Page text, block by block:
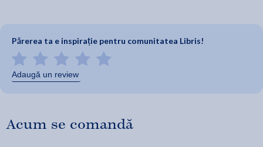
Părerea ta e inspirație pentru comunitatea Libris!
Adaugă un review
Acum se comandă